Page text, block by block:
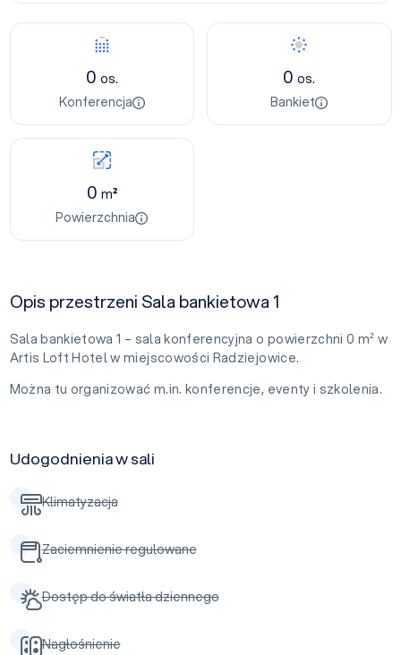
0 os.
Konferencja
0os.
Bankiet
0 m²
Powierzchnia
Opis przestrzeni Sala bankietowa 1
Sala bankietowa 1 – sala konferencyjna o powierzchni 0 m² w
Artis Loft Hotel w miejscowości Radziejowice.
Można tu organizować m.in. konferencje, eventy i szkolenia.
Udogodnienia w sali
Klimatyzacja
Zaciemnienie regulowane
Dostęp do światła dziennego
Nagłośnienie